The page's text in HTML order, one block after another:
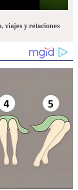
viajes y relaciones